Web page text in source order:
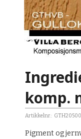
komp.
Artikkelnr.:
Pigment og